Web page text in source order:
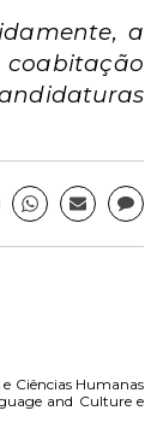
a
Ciências Humanas
and Culture e